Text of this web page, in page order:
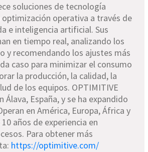
soluciones de tecnología
optimización operativa a través de
e inteligencia artificial. Sus
en tiempo real, analizando los
y recomendando los ajustes más
caso para minimizar el consumo
la producción, la calidad, la
de los equipos. OPTIMITIVE
Álava, España, y se ha expandido
en América, Europa, África y
años de experiencia en
Para obtener más
https://optimitive.com/